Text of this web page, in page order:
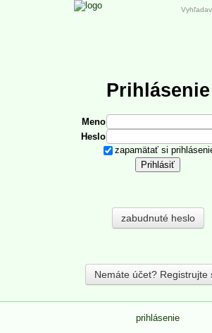
Prihlásenie
Meno
Heslo
zapamätať si
zabudnuté heslo
Nemáte účet? Registrujte
prihlásenie